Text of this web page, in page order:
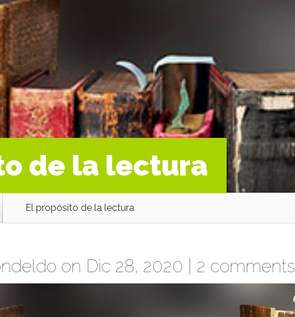
de la lectura
El propósito de la lectura
on Dic 28, 2020 | 2 comments